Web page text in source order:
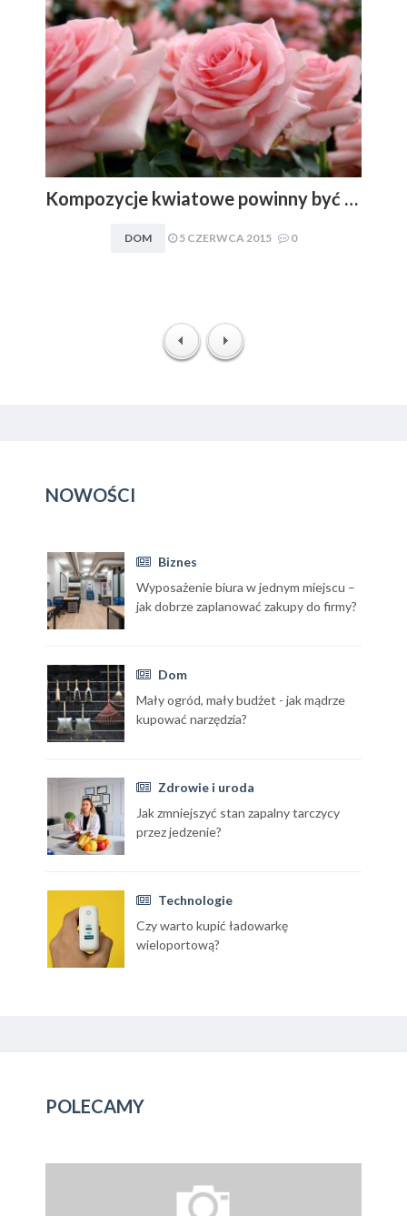
Kompozycje kwiatowe powinny być dopasowywane do charakteru i stylu aranżacyjnego wnętrza. Obowiązuje zasada: im mniej, tym lepiej
DOM 5 CZERWCA 2015 0
NOWOŚCI
Biznes
Wyposażenie biura w jednym miejscu –
jak dobrze zaplanować zakupy do firmy?
Dom
Mały ogród, mały budżet - jak mądrze
kupować narzędzia?
Zdrowie i uroda
Jak zmniejszyć stan zapalny tarczycy
przez jedzenie?
Technologie
Czy warto kupić ładowarkę
wieloportową?
POLECAMY